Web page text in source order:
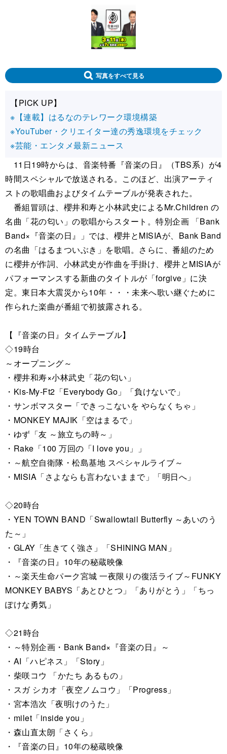
写真をすべて見る
【PICK UP】
※【連載】はるなのテレワーク環境構築
※YouTuber・クリエイター達の秀逸環境をチェック
※芸能・エンタメ最新ニュース
11日19時からは、音楽特番『音楽の日』（TBS系）が4
時間スペシャルで放送される。このほど、出演アーティ
ストの歌唱曲およびタイムテーブルが発表された。
番組冒頭は、櫻井和寿と小林武史によるMr.Children の
名曲「花の匂い」の歌唱からスタート。特別企画 「Bank
Band×『音楽の日』」では、櫻井とMISIAが、Bank Band
の名曲「はるまついぶき」を歌唱。さらに、番組のため
に櫻井が作詞、小林武史が作曲を手掛け、櫻井とMISIAが
パフォーマンスする新曲のタイトルが「forgive」に決
定。東日本大震災から10年・・・未来へ歌い継ぐために
作られた楽曲が番組で初披露される。
【『音楽の日』タイムテーブル】
◇19時台
～オープニング～
・櫻井和寿×小林武史「花の匂い」
・Kis-My-Ft2「Everybody Go」「負けないで」
・サンボマスター「できっこないを やらなくちゃ」
・MONKEY MAJIK「空はまるで」
・ゆず「友 ～旅立ちの時～」
・Rake「100 万回の「I love you」」
・～航空自衛隊・松島基地 スペシャルライブ～
・MISIA「さよならも言わないままで」「明日へ」
◇20時台
・YEN TOWN BAND「Swallowtail Butterfly ～あいのう
た～」
・GLAY「生きてく強さ」「SHINING MAN」
・『音楽の日』10年の秘蔵映像
・～楽天生命パーク宮城 一夜限りの復活ライブ～FUNKY
MONKEY BABYS「あとひとつ」「ありがとう」「ちっ
ぽけな勇気」
◇21時台
・～特別企画・Bank Band×『音楽の日』～
・AI「ハピネス」「Story」
・柴咲コウ 「かたち あるもの」
・スガ シカオ「夜空ノムコウ」「Progress」
・宮本浩次「夜明けのうた」
・milet「inside you」
・森山直太朗「さくら」
・『音楽の日』10年の秘蔵映像